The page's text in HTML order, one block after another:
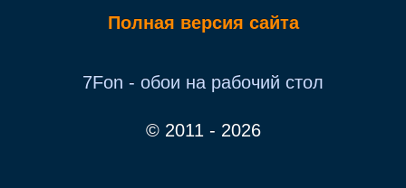
Полная версия сайта
7Fon - обои на рабочий стол
© 2011 - 2026